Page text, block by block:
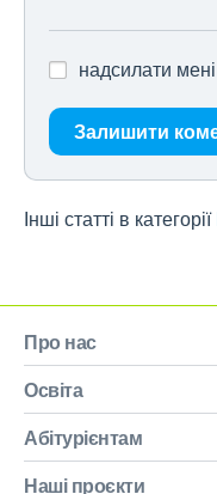
надсилати
Залишити
Інші статті в категорії
Про нас
Освіта
Абітурієнтам
Наші проєкти